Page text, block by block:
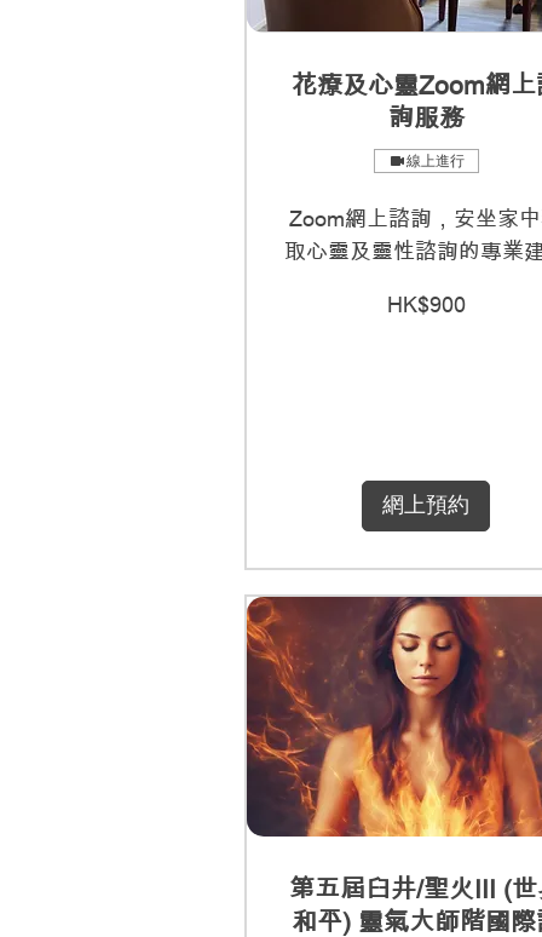
花療及心靈Zoom網上
詢服務
線上進行
Zoom網上諮詢，安坐家
取心靈及靈性諮詢的專業
HK$900
網上預約
第五屆臼井/聖火III (
和平) 靈氣大師階國際